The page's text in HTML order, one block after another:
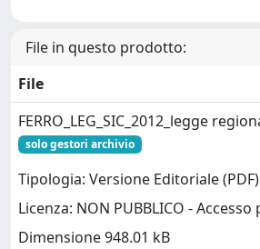
File in questo prodotto:
File
FERRO_LEG_SIC_2012_legge
solo gestori archivio
Tipologia: Versione Editoriale (PDF)
Licenza: NON PUBBLICO -
Dimensione 948.01 kB